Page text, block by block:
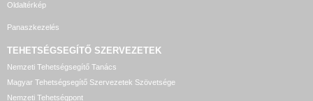
Oldaltérkép
Panaszkezelés
TEHETSÉGSEGÍTŐ SZERVEZETEK
Nemzeti Tehetségsegítő Tanács
Magyar Tehetségsegítő Szervezetek Szövetsége
Nemzeti Tehetségpont